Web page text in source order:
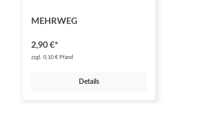
MEHRWEG
2,90 €*
zzgl. 0,10 € Pfand
Details